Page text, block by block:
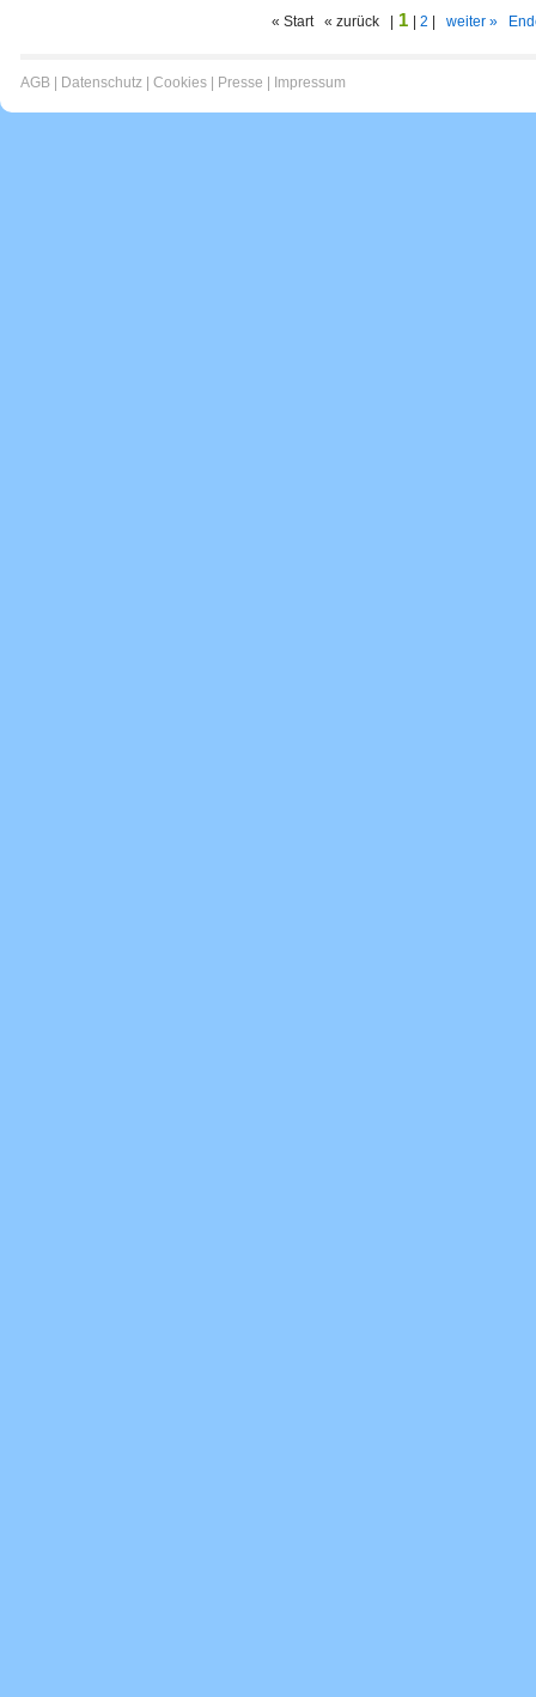
« Start « zurück | 1 2 weiter »
AGB Datenschutz Cookies Presse Impressum